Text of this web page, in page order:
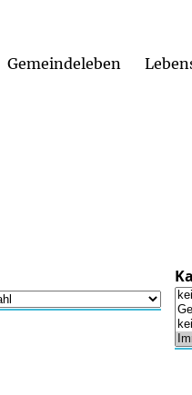
Gemeindeleben